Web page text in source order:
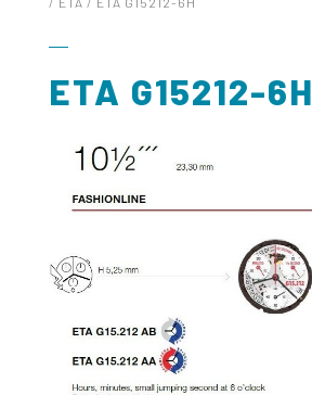
ETA G15212-6H